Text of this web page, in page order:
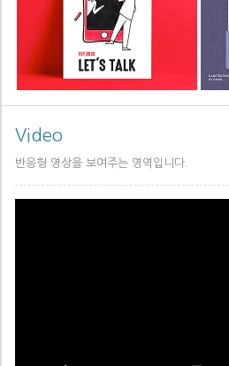
조휘래 세무사
Video
반응형 영상을 보여주는 영역입니다.